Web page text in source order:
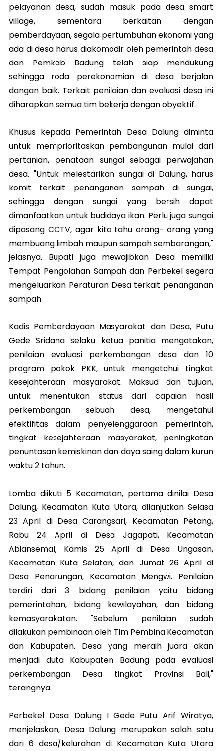
pelayanan desa, sudah masuk pada desa smart
village, sementara berkaitan dengan
pemberdayaan, segala pertumbuhan ekonomi yang
ada di desa harus diakomodir oleh pemerintah desa
dan Pemkab Badung telah siap mendukung
sehingga roda perekonomian di desa berjalan
dangan baik. Terkait penilaian dan evaluasi desa ini
diharapkan semua tim bekerja dengan obyektif.
Khusus kepada Pemerintah Desa Dalung diminta
untuk memprioritaskan pembangunan mulai dari
pertanian, penataan sungai sebagai perwajahan
desa. "Untuk melestarikan sungai di Dalung, harus
komit terkait penanganan sampah di sungai,
sehingga dengan sungai yang bersih dapat
dimanfaatkan untuk budidaya ikan. Perlu juga sungai
dipasang CCTV, agar kita tahu orang- orang yang
membuang limbah maupun sampah sembarangan,"
jelasnya. Bupati juga mewajibkan Desa memiliki
Tempat Pengolahan Sampah dan Perbekel segera
mengeluarkan Peraturan Desa terkait penanganan
sampah.
Kadis Pemberdayaan Masyarakat dan Desa, Putu
Gede Sridana selaku ketua panitia mengatakan,
penilaian evaluasi perkembangan desa dan 10
program pokok PKK, untuk mengetahui tingkat
kesejahteraan masyarakat. Maksud dan tujuan,
untuk menentukan status dari capaian hasil
perkembangan sebuah desa, mengetahui
efektifitas dalam penyelenggaraan pemerintah,
tingkat kesejahteraan masyarakat, peningkatan
penuntasan kemiskinan dan daya saing dalam kurun
waktu 2 tahun.
Lomba diikuti 5 Kecamatan, pertama dinilai Desa
Dalung, Kecamatan Kuta Utara, dilanjutkan Selasa
23 April di Desa Carangsari, Kecamatan Petang,
Rabu 24 April di Desa Jagapati, Kecamatan
Abiansemal, Kamis 25 April di Desa Ungasan,
Kecamatan Kuta Selatan, dan Jumat 26 April di
Desa Penarungan, Kecamatan Mengwi. Penilaian
terdiri dari 3 bidang penilaian yaitu bidang
pemerintahan, bidang kewilayahan, dan bidang
kemasyarakatan. "Sebelum penilaian sudah
dilakukan pembinaan oleh Tim Pembina Kecamatan
dan Kabupaten. Desa yang meraih juara akan
menjadi duta Kabupaten Badung pada evaluasi
perkembangan Desa tingkat Provinsi Bali,"
terangnya.
Perbekel Desa Dalung I Gede Putu Arif Wiratya,
menjelaskan, Desa Dalung merupakan salah satu
dari 6 desa/kelurahan di Kecamatan Kuta Utara